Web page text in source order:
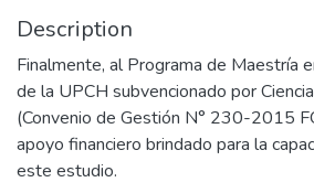
Description
Finalmente, al Programa de Maestría
de la UPCH subvencionado por
(Convenio de Gestión N° 230-2015
apoyo financiero brindado para la
este estudio.